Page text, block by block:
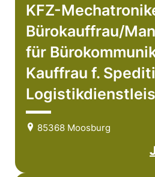
KFZ-
Bürokauffrau/
für
Kauffrau f.
85368 Moosburg